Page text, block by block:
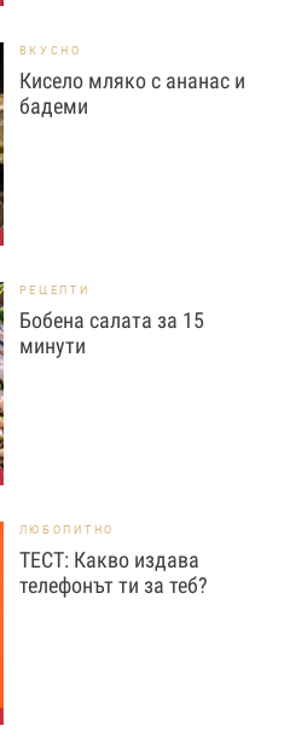
ВКУСНО
Кисело мляко с ананас и
бадеми
РЕЦЕПТИ
Бобена салата за 15
минути
ЛЮБОПИТНО
ТЕСТ: Какво издава
телефонът ти за теб?